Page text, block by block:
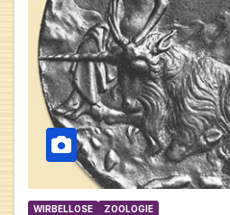
WIRBELLOSE ZOOLOGIE